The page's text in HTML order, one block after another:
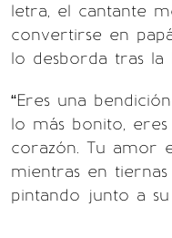
letra, el cantante
convertirse en
lo desborda tras la
“Eres una
lo más bonito,
corazón. Tu amor
mientras en
pintando junto a su